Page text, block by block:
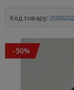
Код товару:
-50%